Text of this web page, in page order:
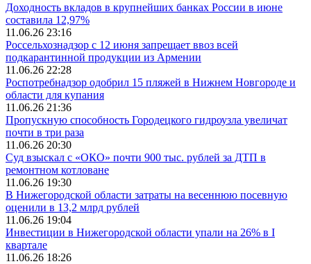
Доходность вкладов в крупнейших банках России в июне
составила 12,97%
11.06.26 23:16
Россельхознадзор с 12 июня запрещает ввоз всей
подкарантинной продукции из Армении
11.06.26 22:28
Роспотребнадзор одобрил 15 пляжей в Нижнем Новгороде и
области для купания
11.06.26 21:36
Пропускную способность Городецкого гидроузла увеличат
почти в три раза
11.06.26 20:30
Суд взыскал с «ОКО» почти 900 тыс. рублей за ДТП в
ремонтном котловане
11.06.26 19:30
В Нижегородской области затраты на весеннюю посевную
оценили в 13,2 млрд рублей
11.06.26 19:04
Инвестиции в Нижегородской области упали на 26% в I
квартале
11.06.26 18:26